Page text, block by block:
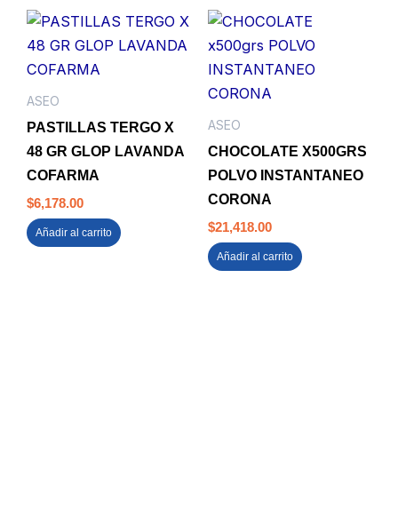
ASEO
PASTILLAS TERGO X
48 GR GLOP LAVANDA
COFARMA
$6,178.00
Añadir al carrito
ASEO
CHOCOLATE X500GRS
POLVO INSTANTANEO
CORONA
$21,418.00
Añadir al carrito